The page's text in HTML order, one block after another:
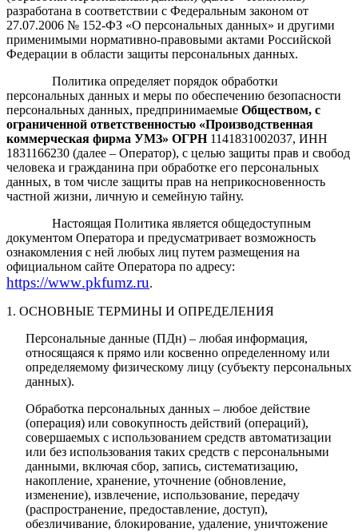
разработана в соответствии с Федеральным законом от
27.07.2006 № 152-ФЗ «О персональных данных» и другими
применимыми нормативно-правовыми актами Российской
Федерации в области защиты персональных данных.
Политика определяет порядок обработки
персональных данных и меры по обеспечению безопасности
персональных данных, предпринимаемые Обществом, с
ограниченной ответственностью «Производственная
коммерческая фирма УМЗ» ОГРН 1141831002037, ИНН
1831166230 (далее – Оператор), с целью защиты прав и свобод
человека и гражданина при обработке его персональных
данных, в том числе защиты прав на неприкосновенность
частной жизни, личную и семейную тайну.
Настоящая Политика является общедоступным
документом Оператора и предусматривает возможность
ознакомления с ней любых лиц путем размещения на
официальном сайте Оператора по адресу:
https://www.pkfumz.ru.
1. ОСНОВНЫЕ ТЕРМИНЫ И ОПРЕДЕЛЕНИЯ
Персональные данные (ПДн) – любая информация,
относящаяся к прямо или косвенно определенному или
определяемому физическому лицу (субъекту персональных
данных).
Обработка персональных данных – любое действие
(операция) или совокупность действий (операций),
совершаемых с использованием средств автоматизации
или без использования таких средств с персональными
данными, включая сбор, запись, систематизацию,
накопление, хранение, уточнение (обновление,
изменение), извлечение, использование, передачу
(распространение, предоставление, доступ),
обезличивание, блокирование, удаление, уничтожение